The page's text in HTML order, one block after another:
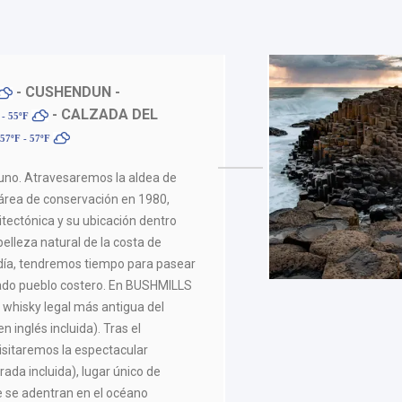
- CUSHENDUN -
55ºF - CALZADA DEL
- 57ºF
Atravesaremos la aldea de
de conservación en 1980,
y su ubicación dentro
natural de la costa de
tendremos tiempo para pasear
pueblo costero. En BUSHMILLS
legal más antigua del
inglés incluida). Tras el
la espectacular
incluida), lugar único de
adentran en el océano